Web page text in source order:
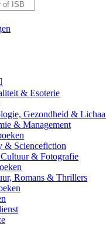
& Esoterie
Gezondheid &
& Management
& Sciencefiction
& Fotografie
Romans & Thrillers